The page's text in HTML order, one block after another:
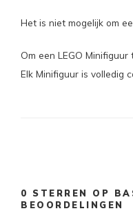
Het is niet mogelijk om
Om een LEGO
Elk Minifiguur is volledig
0 STERREN OP
BEOORDELINGEN